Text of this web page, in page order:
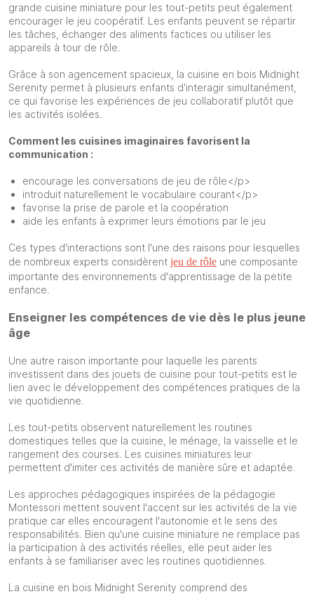
grande cuisine miniature pour les tout-petits peut également
encourager le jeu coopératif. Les enfants peuvent se répartir
les tâches, échanger des aliments factices ou utiliser les
appareils à tour de rôle.
Grâce à son agencement spacieux, la cuisine en bois Midnight
Serenity permet à plusieurs enfants d'interagir simultanément,
ce qui favorise les expériences de jeu collaboratif plutôt que
les activités isolées.
Comment les cuisines imaginaires favorisent la
communication :
encourage les conversations de jeu de rôle</p>
introduit naturellement le vocabulaire courant</p>
favorise la prise de parole et la coopération
aide les enfants à exprimer leurs émotions par le jeu
Ces types d'interactions sont l'une des raisons pour lesquelles
de nombreux experts considèrent jeu de rôle une composante
importante des environnements d'apprentissage de la petite
enfance.
Enseigner les compétences de vie dès le plus jeune
âge
Une autre raison importante pour laquelle les parents
investissent dans des jouets de cuisine pour tout-petits est le
lien avec le développement des compétences pratiques de la
vie quotidienne.
Les tout-petits observent naturellement les routines
domestiques telles que la cuisine, le ménage, la vaisselle et le
rangement des courses. Les cuisines miniatures leur
permettent d'imiter ces activités de manière sûre et adaptée.
Les approches pédagogiques inspirées de la pédagogie
Montessori mettent souvent l'accent sur les activités de la vie
pratique car elles encouragent l'autonomie et le sens des
responsabilités. Bien qu'une cuisine miniature ne remplace pas
la participation à des activités réelles, elle peut aider les
enfants à se familiariser avec les routines quotidiennes.
La cuisine en bois Midnight Serenity comprend des